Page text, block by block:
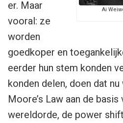
Ai
er. Maar
vooral: ze
worden
goedkoper en
eerder hun stem konden
konden delen, doen dat
Moore’s Law aan de basis
wereldorde, de power